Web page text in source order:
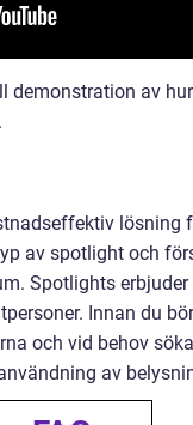
demonstration av
lösning
av spotlight och
Spotlights
Innan du
och vid behov
av